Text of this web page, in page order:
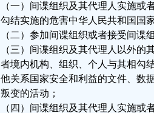
（一）间谍组织及其代理人实施
勾结实施的危害中华人民共和国国
（二）参加间谍组织或者接受间谍
（三）间谍组织及其代理人以外
者境内机构、组织、个人与其相勾
他关系国家安全和利益的文件、数
叛变的活动；
（四）间谍组织及其代理人实施